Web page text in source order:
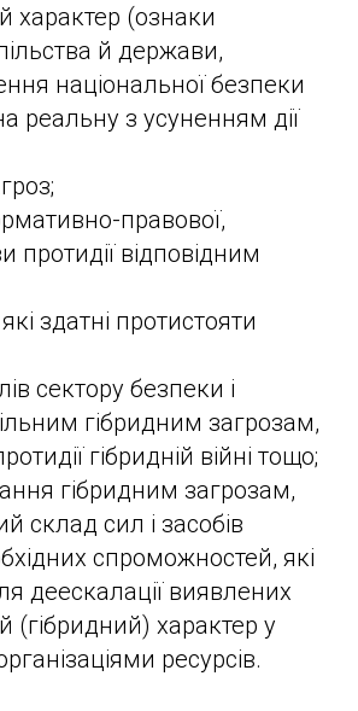
характер (ознаки
й держави,
національної безпеки
реальну з усуненням дії
правової,
протидії відповідним
здатні протистояти
сектору безпеки і
гібридним загрозам,
гібридній війні тощо;
гібридним загрозам,
склад сил і засобів
спроможностей, які
деескалації виявлених
характер у
ресурсів.